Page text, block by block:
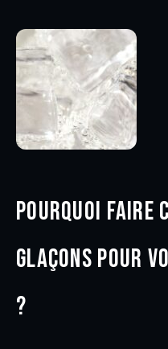
Pourquoi faire
Glaçons pour
?